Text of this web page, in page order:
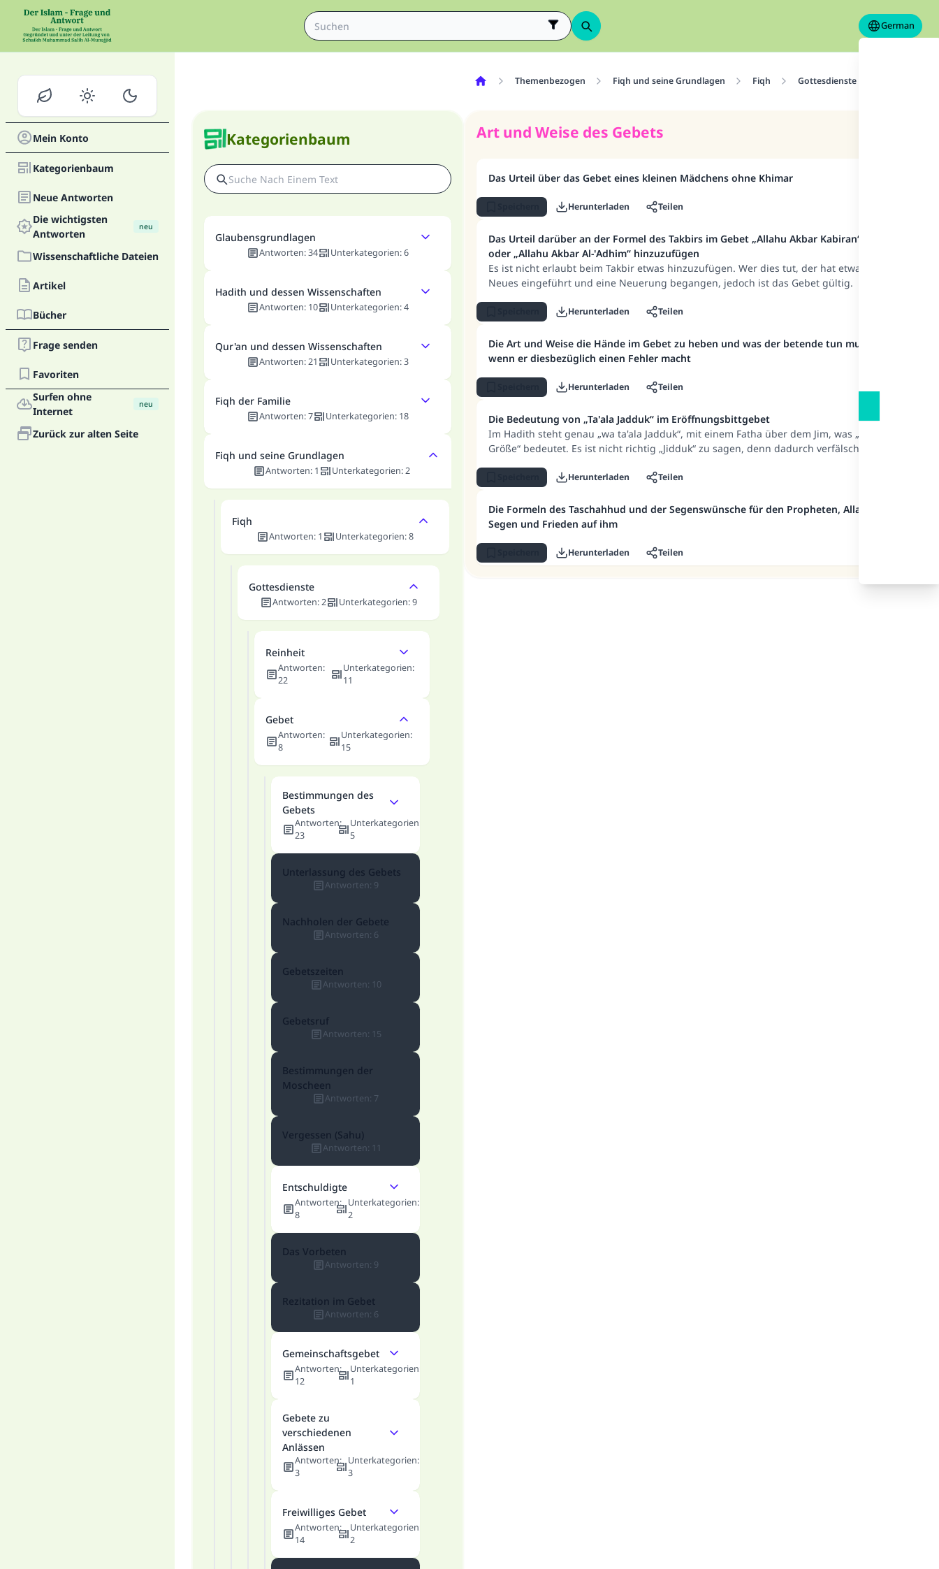
German
Mein Konto
Kategorienbaum
Neue Antworten
Die wichtigsten
Antworten
neu
Wissenschaftliche Dateien
Artikel
Bücher
Frage senden
Favoriten
Surfen ohne
Internet
neu
Zurück zur alten Seite
Kategorienbaum
Glaubensgrundlagen
Antworten:34 Unterkategorien:6
Hadith und dessen Wissenschaften
Antworten: 10 Unterkategorien:4
Qur'an und dessen Wissenschaften
Antworten:21 Unterkategorien:3
Fiqh der Familie
Antworten:7 Unterkategorien: 18
Fiqh und seine Grundlagen
Antworten: 1 Unterkategorien:2
Fiqh
Antworten: 1 Unterkategorien:8
Gottesdienste
Antworten:2 Unterkategorien:9
Reinheit
Antworten:
22
Unterkategorien:
11
Gebet
Antworten:
8
Unterkategorien:
15
Bestimmungen des
Gebets
Antworten:
23
Unterkategorien
5
Unterlassung des Gebets
Antworten: 9
Nachholen der Gebete
Antworten: 6
Gebetszeiten
Antworten: 10
Gebetsruf
Antworten: 15
Bestimmungen der
Moscheen
Antworten: 7
Vergessen (Sahu)
Antworten: 11
Entschuldigte
Antworten:
8
Unterkategorien:
2
Das Vorbeten
Antworten: 9
Rezitation im Gebet
Antworten: 6
Gemeinschaftsgebet
Antworten:
12
Unterkategorien
1
Gebete zu
verschiedenen
Anlässen
Antworten:
3
Unterkategorien:
3
Freiwilliges Gebet
Antworten:
14
Unterkategorien
2
Themenbezogen Fiqh und seine Grundlagen Fiqh Gottesdienste
Art und Weise des Gebets
Das Urteil über das Gebet eines kleinen Mädchens ohne Khimar
Herunterladen Teilen
Das Urteil darüber an der Formel des Takbirs im Gebet „Allahu Akbar Kabiran“
oder „Allahu Akbar Al-'Adhim“ hinzuzufügen
Es ist nicht erlaubt beim Takbir etwas hinzuzufügen. Wer dies tut, der hat etwas
Neues eingeführt und eine Neuerung begangen, jedoch ist das Gebet gültig.
Herunterladen Teilen
Die Art und Weise die Hände im Gebet zu heben und was der betende tun muss,
wenn er diesbezüglich einen Fehler macht
Herunterladen Teilen
Die Bedeutung von „Ta'ala Jadduk“ im Eröffnungsbittgebet
Im Hadith steht genau „wa ta'ala Jadduk“, mit einem Fatha über dem Jim, was „die
Größe“ bedeutet. Es ist nicht richtig „Jidduk“ zu sagen, denn dadurch verfälscht
Allahs Segen und Frieden auf ihm- sagte es mit einem Fatha. Nach dieser
Hadith hat.
Herunterladen Teilen
Die Formeln des Taschahhud und der Segenswünsche für den Propheten, Allahs
Segen und Frieden auf ihm
Herunterladen Teilen
Die Antwort Nr. 110845 rettete eine Ehe.
Der Prophet -Allahs Segen und Frieden auf ihm- sagte:
"Wer zum Guten aufruft, hat den Lohn desjenigen, der sie